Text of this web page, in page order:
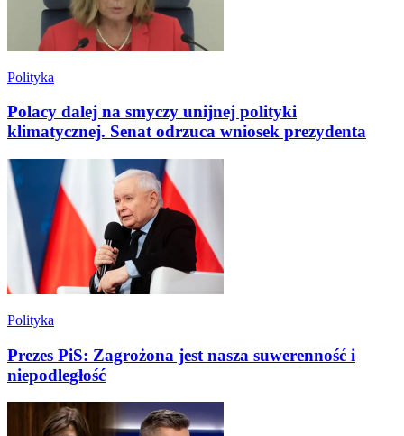
Polityka
Polacy dalej na smyczy unijnej polityki
klimatycznej. Senat odrzuca wniosek prezydenta
Polityka
Prezes PiS: Zagrożona jest nasza suwerenność i
niepodległość